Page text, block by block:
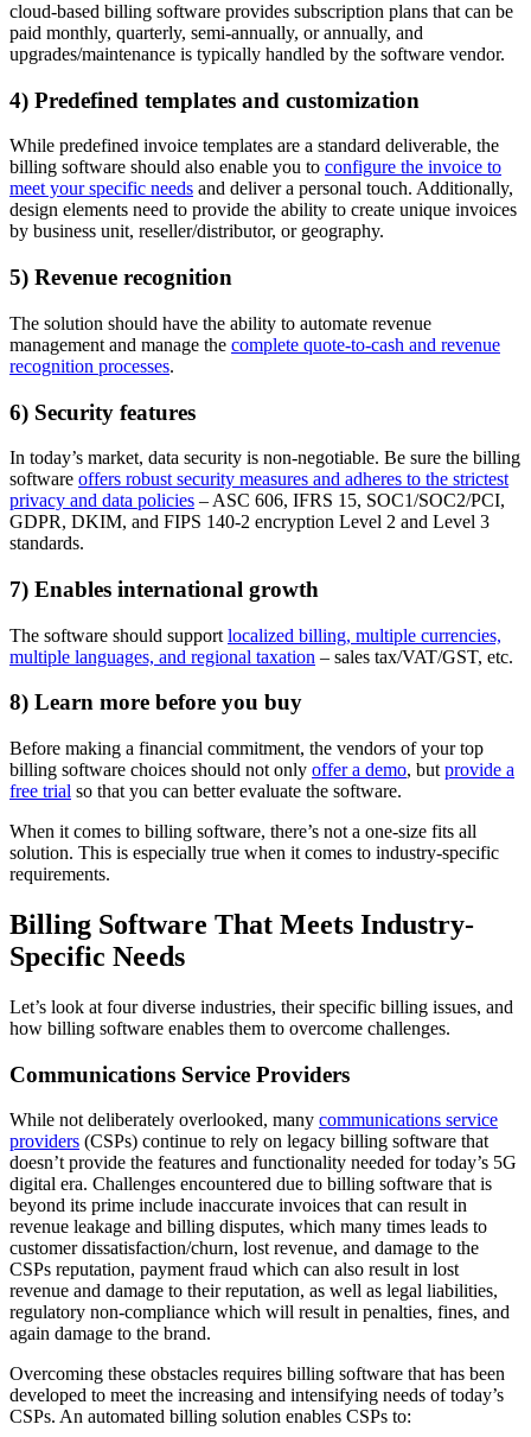
cloud-based billing software provides subscription plans that can be
paid monthly, quarterly, semi-annually, or annually, and
upgrades/maintenance is typically handled by the software vendor.
4) Predefined templates and customization
While predefined invoice templates are a standard deliverable, the
billing software should also enable you to configure the invoice to
meet your specific needs and deliver a personal touch. Additionally,
design elements need to provide the ability to create unique invoices
by business unit, reseller/distributor, or geography.
5) Revenue recognition
The solution should have the ability to automate revenue
management and manage the complete quote-to-cash and revenue
recognition processes.
6) Security features
In today’s market, data security is non-negotiable. Be sure the billing
software offers robust security measures and adheres to the strictest
privacy and data policies – ASC 606, IFRS 15, SOC1/SOC2/PCI,
GDPR, DKIM, and FIPS 140-2 encryption Level 2 and Level 3
standards.
7) Enables international growth
The software should support localized billing, multiple currencies,
multiple languages, and regional taxation – sales tax/VAT/GST, etc.
8) Learn more before you buy
Before making a financial commitment, the vendors of your top
billing software choices should not only offer a demo, but provide a
free trial so that you can better evaluate the software.
When it comes to billing software, there’s not a one-size fits all
solution. This is especially true when it comes to industry-specific
requirements.
Billing Software That Meets Industry-
Specific Needs
Let’s look at four diverse industries, their specific billing issues, and
how billing software enables them to overcome challenges.
Communications Service Providers
While not deliberately overlooked, many communications service
providers (CSPs) continue to rely on legacy billing software that
doesn’t provide the features and functionality needed for today’s 5G
digital era. Challenges encountered due to billing software that is
beyond its prime include inaccurate invoices that can result in
revenue leakage and billing disputes, which many times leads to
customer dissatisfaction/churn, lost revenue, and damage to the
CSPs reputation, payment fraud which can also result in lost
revenue and damage to their reputation, as well as legal liabilities,
regulatory non-compliance which will result in penalties, fines, and
again damage to the brand.
Overcoming these obstacles requires billing software that has been
developed to meet the increasing and intensifying needs of today’s
CSPs. An automated billing solution enables CSPs to: